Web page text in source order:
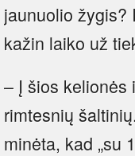
jaunuolio žygis?
kažin laiko už
– Į šios kelionės
rimtesnių
minėta, kad „su